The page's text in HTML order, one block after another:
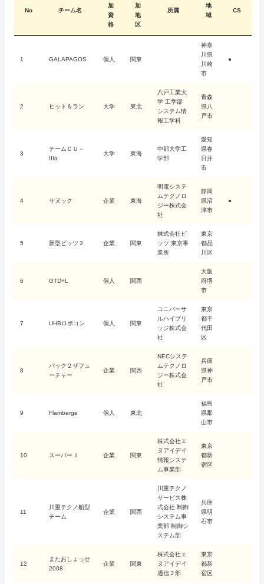
No チーム名
加
資
格
加
地
区
所属
地
域
CS
1 GALAPAGOS 個人 関東
神奈
川県
川崎
市
●
2 ヒット＆ラン 大学 東北
八戸工業大
学 工学部
システム情
報工学科
青森
県八
戸市
3
チームＣＵ－
IIIα
大学 東海
中部大学工
学部
愛知
県春
日井
市
4 サヌック 企業 東海
明電システ
ムテクノロ
ジー株式会
社
静岡
県沼
津市
●
5 新型ビッツ２ 企業 関東
株式会社ビ
ッツ 東京事
業所
東京
都品
川区
6 GTD+L 個人 関西
大阪
府堺
市
7 UHBロボコン 個人 関東
ユニバーサ
ルハイブリ
ッジ株式会
社
東京
都千
代田
区
8
バック２ザフュ
ーチャー
企業 関西
NECシステ
ムテクノロ
ジー株式会
社
兵庫
県神
戸市
9 Flamberge 個人 東北
福島
県郡
山市
10 スーパーＪ 企業 関東
株式会社エ
ヌアイデイ
情報システ
ム事業部
東京
都新
宿区
11
川重テクノ船型
チーム
企業 関西
川重テクノ
サービス株
式会社 制御
システム事
業部 制御シ
ステム部
兵庫
県明
石市
12
またおしょっせ
2008
企業 関東
株式会社エ
ヌアイデイ
通信２部
東京
都新
宿区